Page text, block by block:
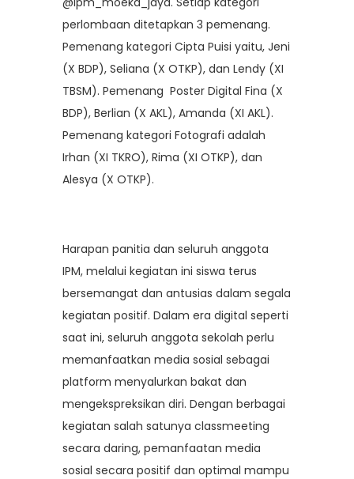
perlombaan ditetapkan 3 pemenang.
Pemenang kategori Cipta Puisi yaitu, Jeni
(X BDP), Seliana (X OTKP), dan Lendy (XI
TBSM). Pemenang Poster Digital Fina (X
BDP), Berlian (X AKL), Amanda (XI AKL).
Pemenang kategori Fotografi adalah
Irhan (XI TKRO), Rima (XI OTKP), dan
Alesya (X OTKP).
Harapan panitia dan seluruh anggota
IPM, melalui kegiatan ini siswa terus
bersemangat dan antusias dalam segala
kegiatan positif. Dalam era digital seperti
saat ini, seluruh anggota sekolah perlu
memanfaatkan media sosial sebagai
platform menyalurkan bakat dan
mengekspreksikan diri. Dengan berbagai
kegiatan salah satunya classmeeting
secara daring, pemanfaatan media
sosial secara positif dan optimal mampu